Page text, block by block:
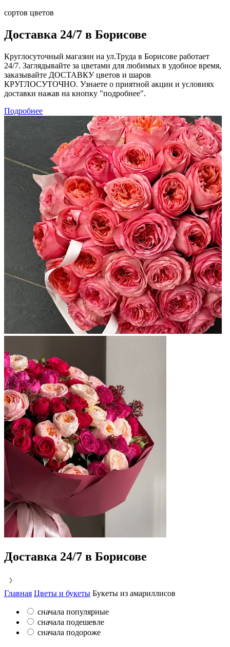
сортов цветов
Доставка 24/7 в Борисове
Круглосуточный магазин на ул.Труда в Борисове работает
24/7. Заглядывайте за цветами для любимых в удобное время,
заказывайте ДОСТАВКУ цветов и шаров
КРУГЛОСУТОЧНО. Узнаете о приятной акции и условиях
доставки нажав на кнопку "подробнее".
Подробнее
Доставка 24/7 в Борисове
Главная Цветы и букеты Букеты из амариллисов
сначала популярные
сначала подешевле
сначала подороже